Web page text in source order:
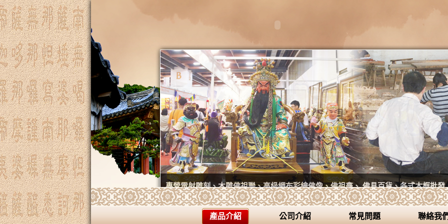
專營雷射雕刻、木雕佛祖聯、高級綢布彩繪佛像、佛祖龕、 佛具百貨、各式木框批發
產品介紹 公司介紹 常見問題 聯絡我